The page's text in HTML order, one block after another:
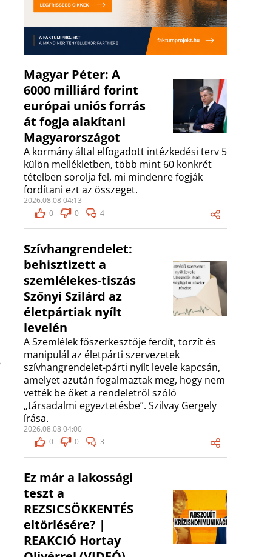
Magyar Péter: A
6000 milliárd forint
európai uniós forrás
át fogja alakítani
Magyarországot
A kormány által elfogadott intézkedési terv 5
külön mellékletben, több mint 60 konkrét
tételben sorolja fel, mi mindenre fogják
fordítani ezt az összeget.
2026.08.08 04:13
0
0 4
Szívhangrendelet:
behisztizett a
szemlélekes-tiszás
Szőnyi Szilárd az
életpártiak nyílt
levelén
A Szemlélek főszerkesztője ferdít, torzít és
manipulál az életpárti szervezetek
szívhangrendelet-párti nyílt levele kapcsán,
amelyet azután fogalmaztak meg, hogy nem
vették be őket a rendeletről szóló
„társadalmi egyeztetésbe”. Szilvay Gergely
írása.
2026.08.08 04:00
0
0 3
Ez már a lakossági
teszt a
REZSICSÖKKENTÉS
eltörlésére? |
REAKCIÓ Hortay